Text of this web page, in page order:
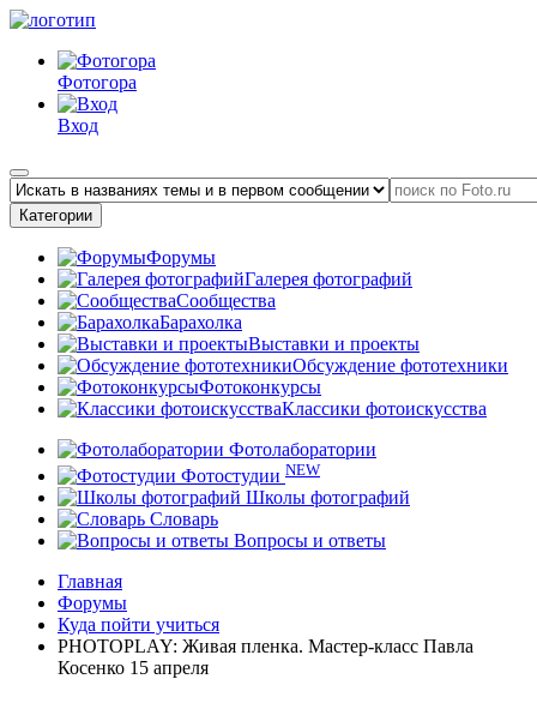
Фотогора
Вход
Категории
Форумы
Галерея фотографий
Сообщества
Барахолка
Выставки и проекты
Обсуждение фототехники
Фотоконкурсы
Классики фотоискусства
Фотолаборатории
Фотостудии NEW
Школы фотографий
Словарь
Вопросы и ответы
Главная
Форумы
Куда пойти учиться
PHOTOPLAY: Живая пленка. Мастер-класс Павла
Косенко 15 апреля